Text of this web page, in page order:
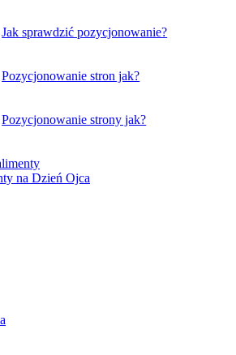
Jak sprawdzić pozycjonowanie?
Pozycjonowanie stron jak?
Pozycjonowanie strony jak?
na Dzień Ojca